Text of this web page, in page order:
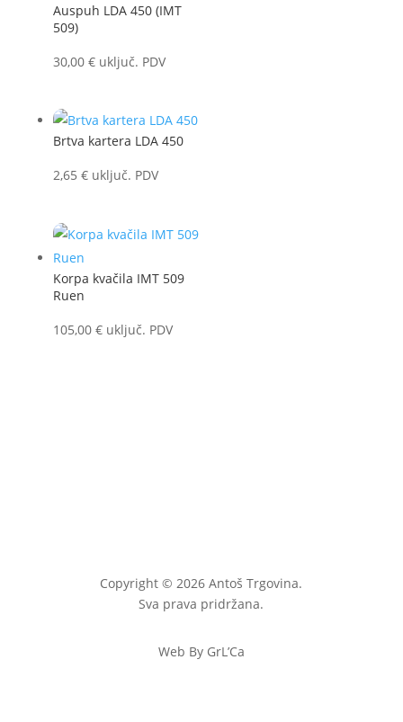
Auspuh LDA 450 (IMT
509)
30,00 € uključ. PDV
Brtva kartera LDA 450
2,65 € uključ. PDV
Korpa kvačila IMT 509
Ruen
105,00 € uključ. PDV
Copyright © 2026 Antoš Trgovina.
Sva prava pridržana.
Web By GrL’Ca